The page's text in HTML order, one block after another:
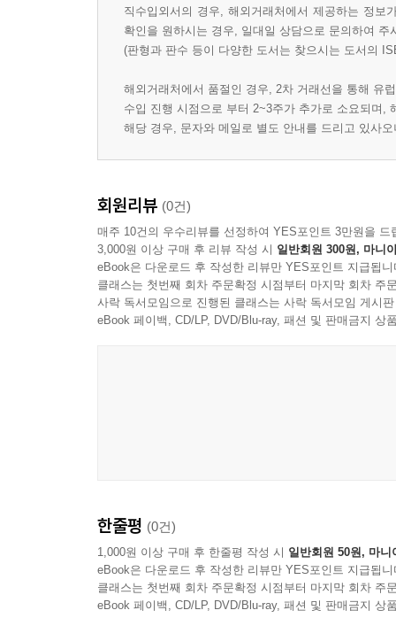
직수입외서의 경우, 해외거래처에서 제공하는 정
확인을 원하시는 경우, 일대일 상담으로 문의하여 주
(판형과 판수 등이 다양한 도서는 찾으시는 도서의
해외거래처에서 품절인 경우, 2차 거래선을 통해 유
수입 진행 시점으로 부터 2~3주가 추가로 소요되며,
해당 경우, 문자와 메일로 별도 안내를 드리고 있사
회원리뷰 (0건)
매주 10건의 우수리뷰를 선정하여 YES포인트 3만원을 드
3,000원 이상 구매 후 리뷰 작성 시 일반회원 300원, 마니
eBook은 다운로드 후 작성한 리뷰만 YES포인트 지급됩니
클래스는 첫번째 회차 주문확정 시점부터 마지막 회차 주
사락 독서모임으로 진행된 클래스는 사락 독서모임 게시
eBook 페이백, CD/LP, DVD/Blu-ray, 패션 및 판매금지 상
한줄평 (0건)
1,000원 이상 구매 후 한줄평 작성 시 일반회원 50원, 마니
eBook은 다운로드 후 작성한 리뷰만 YES포인트 지급됩니
클래스는 첫번째 회차 주문확정 시점부터 마지막 회차 주
eBook 페이백, CD/LP, DVD/Blu-ray, 패션 및 판매금지 상